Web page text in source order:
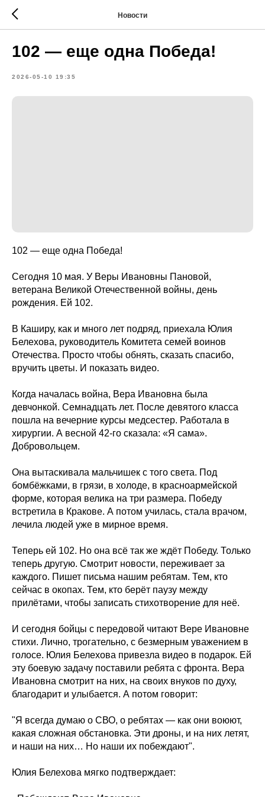
Новости
102 — еще одна Победа!
2026-05-10 19:35
102 — еще одна Победа!
Сегодня 10 мая. У Веры Ивановны Пановой,
ветерана Великой Отечественной войны, день
рождения. Ей 102.
В Каширу, как и много лет подряд, приехала Юлия
Белехова, руководитель Комитета семей воинов
Отечества. Просто чтобы обнять, сказать спасибо,
вручить цветы. И показать видео.
Когда началась война, Вера Ивановна была
девчонкой. Семнадцать лет. После девятого класса
пошла на вечерние курсы медсестер. Работала в
хирургии. А весной 42-го сказала: «Я сама».
Добровольцем.
Она вытаскивала мальчишек с того света. Под
бомбёжками, в грязи, в холоде, в красноармейской
форме, которая велика на три размера. Победу
встретила в Кракове. А потом училась, стала врачом,
лечила людей уже в мирное время.
Теперь ей 102. Но она всё так же ждёт Победу. Только
теперь другую. Смотрит новости, переживает за
каждого. Пишет письма нашим ребятам. Тем, кто
сейчас в окопах. Тем, кто берёт паузу между
прилётами, чтобы записать стихотворение для неё.
И сегодня бойцы с передовой читают Вере Ивановне
стихи. Лично, трогательно, с безмерным уважением в
голосе. Юлия Белехова привезла видео в подарок. Ей
эту боевую задачу поставили ребята с фронта. Вера
Ивановна смотрит на них, на своих внуков по духу,
благодарит и улыбается. А потом говорит:
"Я всегда думаю о СВО, о ребятах — как они воюют,
какая сложная обстановка. Эти дроны, и на них летят,
и наши на них… Но наши их побеждают".
Юлия Белехова мягко подтверждает: